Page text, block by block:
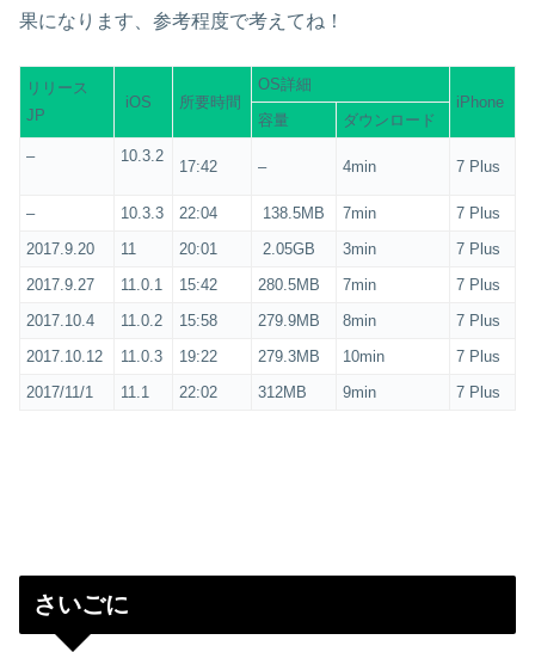
果になります、参考程度で考えてね！
リリース
JP
iOS 所要時間
OS詳細
iPhone
容量
ダウンロード
–
10.3.2
17:42 – 4min 7 Plus
– 10.3.3 22:04 138.5MB 7min
7 Plus
2017.9.20
11 20:01 2.05GB 3min
7 Plus
2017.9.27
11.0.1 15:42 280.5MB 7min
7 Plus
2017.10.4
11.0.2 15:58 279.9MB 8min
7 Plus
2017.10.12
11.0.3 19:22 279.3MB 10min
7 Plus
2017/11/1
11.1 22:02 312MB 9min 7 Plus
さいごに